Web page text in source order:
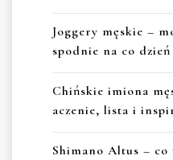
Joggery męskie –
spodnie na co dzień
Chińskie imiona
aczenie, lista i
Shimano Altus –